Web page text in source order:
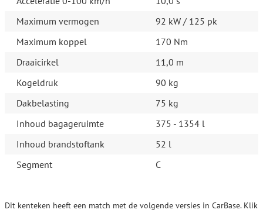
Maximum vermogen
92 kW / 125 pk
Maximum koppel
170 Nm
Draaicirkel
11,0 m
Kogeldruk
90 kg
Dakbelasting
75 kg
Inhoud bagageruimte
375 - 1354 l
Inhoud brandstoftank
52 l
Segment
C
Dit kenteken heeft een match met de volgende versies in CarBase. Klik